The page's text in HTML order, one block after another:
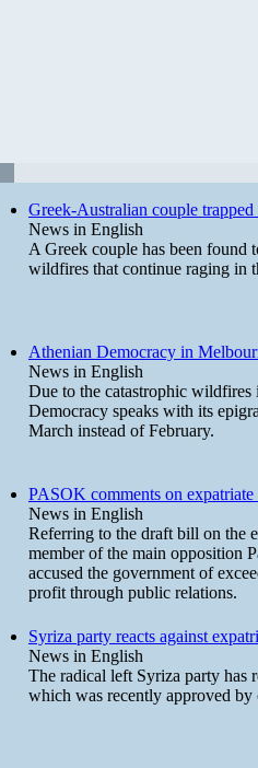
Greek-Australian couple
News in English
A Greek couple has been found
wildfires that continue raging in
Athenian Democracy in
News in English
Due to the catastrophic
Democracy speaks with its
March instead of February.
PASOK comments on
News in English
Referring to the draft bill on the
member of the main opposition
accused the government of
profit through public relations.
Syriza party reacts against
News in English
The radical left Syriza party has
which was recently approved by